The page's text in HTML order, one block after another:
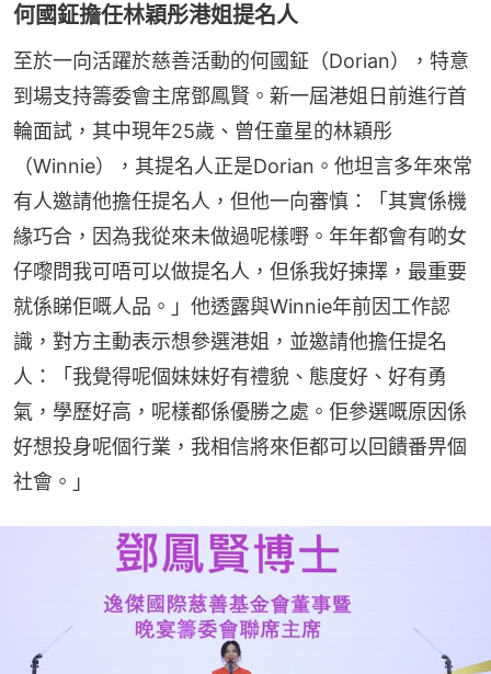
何國鉦擔任林穎彤港姐提名人
至於一向活躍於慈善活動的何國鉦（Dorian），特意
到場支持籌委會主席鄧鳳賢。新一屆港姐日前進行首
輪面試，其中現年25歲、曾任童星的林穎彤
（Winnie），其提名人正是Dorian。他坦言多年來常
有人邀請他擔任提名人，但他一向審慎：「其實係機
緣巧合，因為我從來未做過呢樣嘢。年年都會有啲女
仔嚟問我可唔可以做提名人，但係我好揀擇，最重要
就係睇佢嘅人品。」他透露與Winnie年前因工作認
識，對方主動表示想參選港姐，並邀請他擔任提名
人：「我覺得呢個妹妹好有禮貌、態度好、好有勇
氣，學歷好高，呢樣都係優勝之處。佢參選嘅原因係
好想投身呢個行業，我相信將來佢都可以回饋番畀個
社會。」